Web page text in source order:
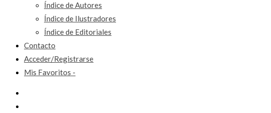
Índice de Autores
Índice de Ilustradores
Índice de Editoriales
Contacto
Acceder/Registrarse
Mis Favoritos -